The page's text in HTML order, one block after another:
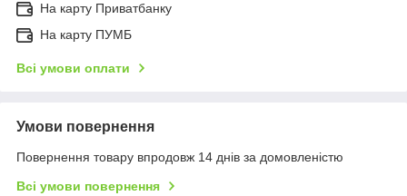
На карту Приватбанку
На карту ПУМБ
Всі умови оплати
Умови повернення
Повернення товару впродовж 14 днів за домовленістю
Всі умови повернення